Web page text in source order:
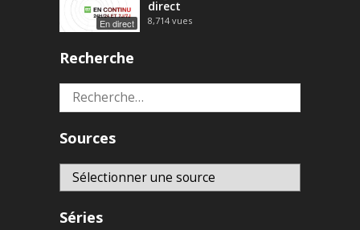
En direct
direct
8,714 vues
Recherche
Rechercher :
Sources
Séries